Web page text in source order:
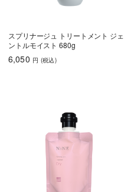
スプリナージュ トリートメント ジェ
ントルモイスト 680g
6,050 円 (税込)